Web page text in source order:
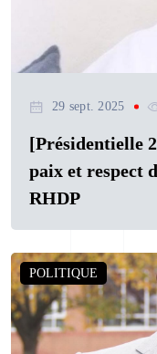
29 sept. 2025
[Présidentielle
paix et respect
RHDP
POLITIQUE